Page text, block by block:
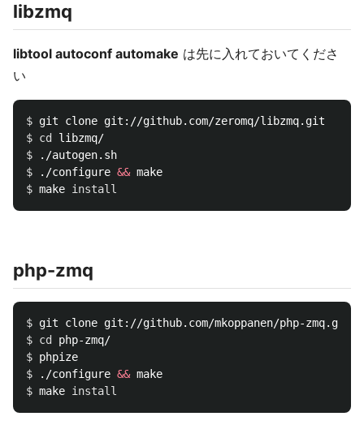
libzmq
libtool autoconf automake は先に入れておいてくださ
い
$
$ cd
$
$
./configure &&
$ make install
php-zmq
$
$ cd
$
$
./configure &&
$ make install